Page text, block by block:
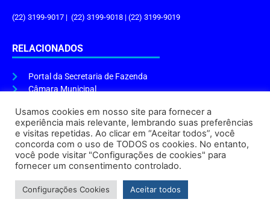
(22) 3199-9017 | (22) 3199-9018 | (22) 3199-9019
RELACIONADOS
Portal da Secretaria de Fazenda
Câmara Municipal
ENDEREÇO E HORÁRIO
Endereço:Praça Tiradentes, s/n – Centro, Cabo Frio – RJ, 28906-290
Atendimento do Protocolo Geral da Prefeitura:9h às 16h
Horário de Funcionamento:8h às 17h
Usamos cookies em nosso site para fornecer a
experiência mais relevante, lembrando suas preferências
e visitas repetidas. Ao clicar em “Aceitar todos”, você
concorda com o uso de TODOS os cookies. No entanto,
você pode visitar "Configurações de cookies" para
fornecer um consentimento controlado.
Configurações Cookies Aceitar todos